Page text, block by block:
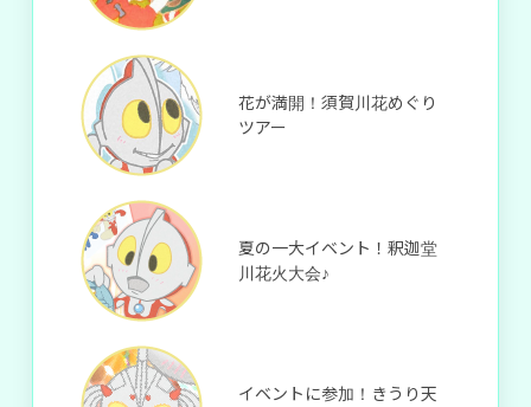
花が満開！須賀川花めぐり
ツアー
夏の一大イベント！釈迦堂
川花火大会♪
イベントに参加！きうり天